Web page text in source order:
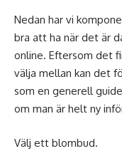
Nedan har vi
bra att ha när det är
online. Eftersom det
välja mellan kan det
som en generell
om man är helt ny
Välj ett blombud.